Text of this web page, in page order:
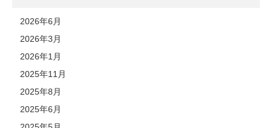
2026年6月
2026年3月
2026年1月
2025年11月
2025年8月
2025年6月